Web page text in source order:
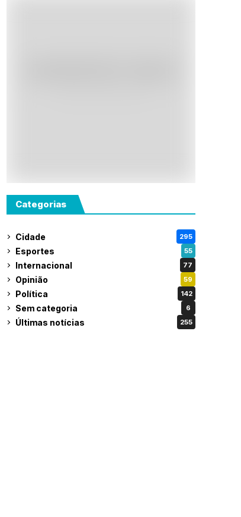
Categorias
Cidade 295
Esportes 55
Internacional 77
Opinião 59
Política 142
Sem categoria 6
Últimas notícias 255